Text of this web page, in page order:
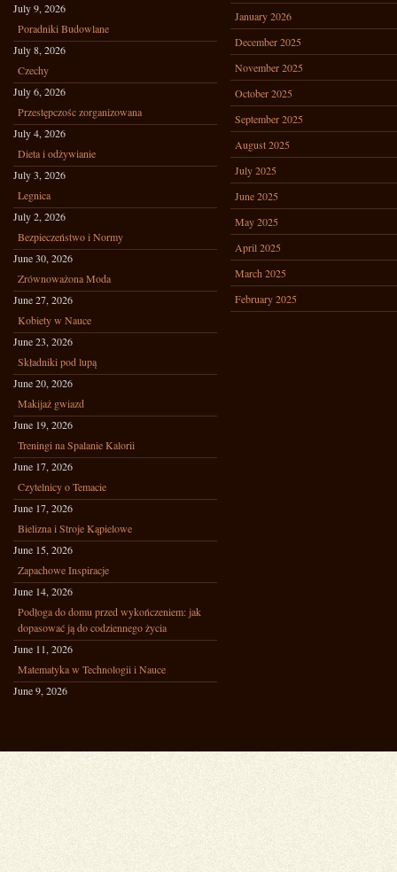
July 9, 2026
Poradniki Budowlane
July 8, 2026
Czechy
July 6, 2026
Przestępczośc zorganizowana
July 4, 2026
Dieta i odżywianie
July 3, 2026
Legnica
July 2, 2026
Bezpieczeństwo i Normy
June 30, 2026
Zrównoważona Moda
June 27, 2026
Kobiety w Nauce
June 23, 2026
Składniki pod lupą
June 20, 2026
Makijaż gwiazd
June 19, 2026
Treningi na Spalanie Kalorii
June 17, 2026
Czytelnicy o Temacie
June 17, 2026
Bielizna i Stroje Kąpielowe
June 15, 2026
Zapachowe Inspiracje
June 14, 2026
Podłoga do domu przed wykończeniem: jak
dopasować ją do codziennego życia
June 11, 2026
Matematyka w Technologii i Nauce
June 9, 2026
January 2026
December 2025
November 2025
October 2025
September 2025
August 2025
July 2025
June 2025
May 2025
April 2025
March 2025
February 2025